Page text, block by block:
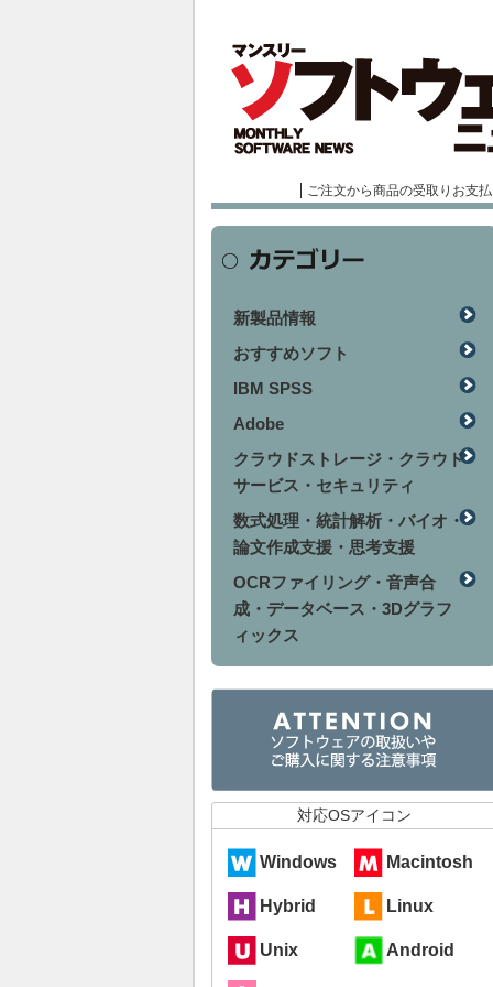
ご注文から商品の受取りお支
新製品情報
おすすめソフト
IBM SPSS
Adobe
クラウドストレージ・クラウド
サービス・セキュリティ
数式処理・統計解析・バイオ・
論文作成支援・思考支援
OCRファイリング・音声合
成・データベース・3Dグラフ
ィックス
対応OSアイコン
Windows Macintosh
Hybrid Linux
Unix Android